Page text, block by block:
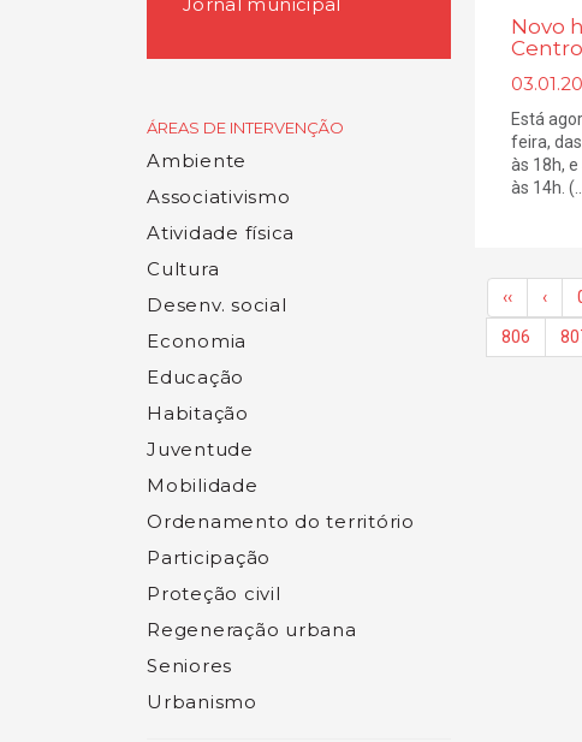
ÁREAS DE INTERVENÇÃO
Ambiente
Associativismo
Atividade física
Cultura
Desenv. social
Economia
Educação
Habitação
Juventude
Mobilidade
Ordenamento do território
Participação
Proteção civil
Regeneração urbana
Seniores
Urbanismo
Novo
Está
feira,
às 18h,
às 14h.
‹‹ ‹
806